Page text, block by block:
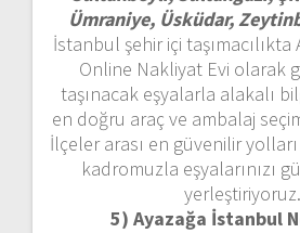
Ümraniye, Üsküdar,
İstanbul şehir içi
Online Nakliyat Evi olarak
taşınacak eşyalarla alakalı
en doğru araç ve ambalaj
İlçeler arası en güvenilir
kadromuzla eşyalarınızı
yerleştiriyoruz.
5) Ayazağa İstanbul